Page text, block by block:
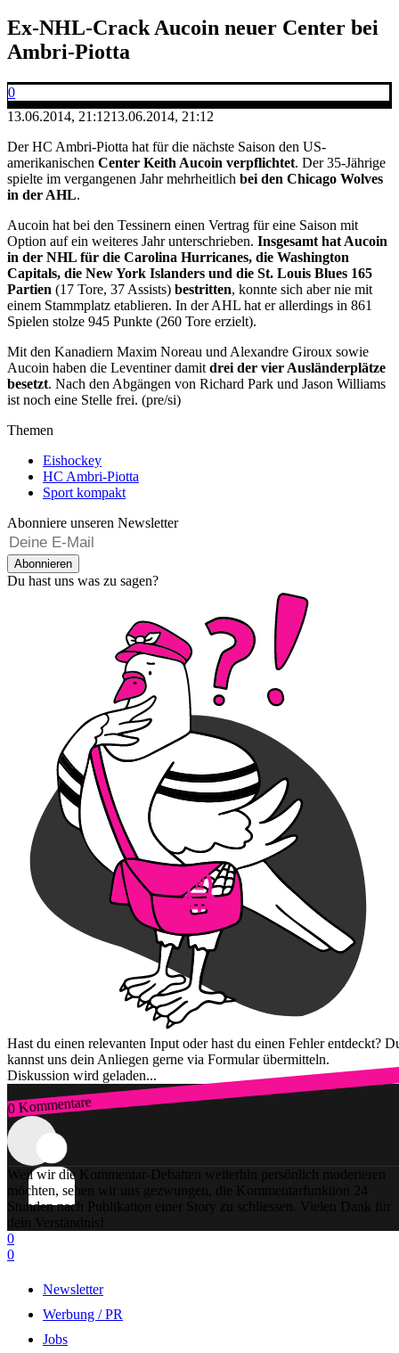
Ex-NHL-Crack Aucoin neuer Center bei
Ambri-Piotta
0
13.06.2014, 21:1213.06.2014, 21:12
Der HC Ambri-Piotta hat für die nächste Saison den US-
amerikanischen Center Keith Aucoin verpflichtet. Der 35-Jährige
spielte im vergangenen Jahr mehrheitlich bei den Chicago Wolves
in der AHL.
Aucoin hat bei den Tessinern einen Vertrag für eine Saison mit
Option auf ein weiteres Jahr unterschrieben. Insgesamt hat Aucoin
in der NHL für die Carolina Hurricanes, die Washington
Capitals, die New York Islanders und die St. Louis Blues 165
Partien (17 Tore, 37 Assists) bestritten, konnte sich aber nie mit
einem Stammplatz etablieren. In der AHL hat er allerdings in 861
Spielen stolze 945 Punkte (260 Tore erzielt).
Mit den Kanadiern Maxim Noreau und Alexandre Giroux sowie
Aucoin haben die Leventiner damit drei der vier Ausländerplätze
besetzt. Nach den Abgängen von Richard Park und Jason Williams
ist noch eine Stelle frei. (pre/si)
Themen
Eishockey
HC Ambri-Piotta
Sport kompakt
Abonniere unseren Newsletter
Abonnieren
Du hast uns was zu sagen?
Hast du einen relevanten Input oder hast du einen Fehler entdeckt?
kannst uns dein Anliegen gerne via Formular übermitteln.
Diskussion wird geladen...
0 Kommentare
Zum Login
Weil wir die Kommentar-Debatten weiterhin persönlich moderieren
möchten, sehen wir uns gezwungen, die Kommentarfunktion 24
Stunden nach Publikation einer Story zu schliessen. Vielen Dank für
dein Verständnis!
0
0
Newsletter
Werbung / PR
Jobs